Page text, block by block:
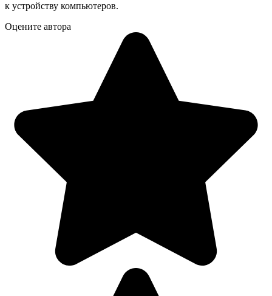
к устройству компьютеров.
Оцените автора